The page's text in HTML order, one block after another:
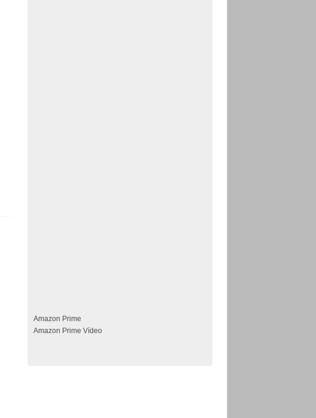
Amazon Prime
Amazon Prime Vídeo